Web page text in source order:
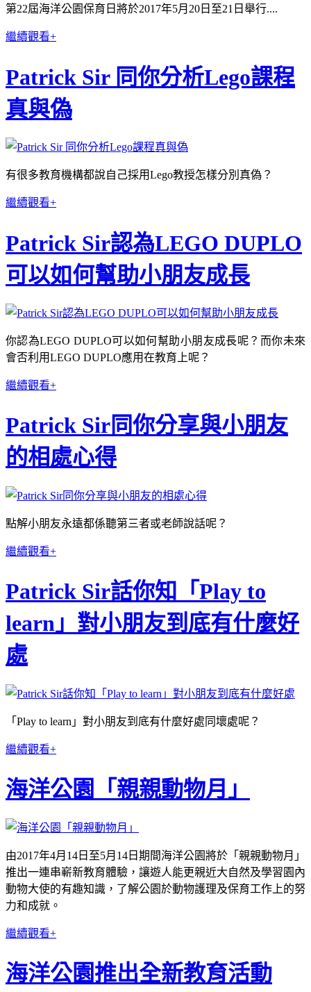
第22屆海洋公園保育日將於2017年5月20日至21日舉行....
繼續觀看+
Patrick Sir 同你分析Lego課程
真與偽
有很多教育機構都說自己採用Lego教授怎樣分別真偽？
繼續觀看+
Patrick Sir認為LEGO DUPLO
可以如何幫助小朋友成長
你認為LEGO DUPLO可以如何幫助小朋友成長呢？而你未來
會否利用LEGO DUPLO應用在教育上呢？
繼續觀看+
Patrick Sir同你分享與小朋友
的相處心得
點解小朋友永遠都係聽第三者或老師說話呢？
繼續觀看+
Patrick Sir話你知「Play to
learn」對小朋友到底有什麼好
處
「Play to learn」對小朋友到底有什麼好處同壞處呢？
繼續觀看+
海洋公園「親親動物月」
由2017年4月14日至5月14日期間海洋公園將於「親親動物月」
推出一連串嶄新教育體驗，讓遊人能更親近大自然及學習園內
動物大使的有趣知識，了解公園於動物護理及保育工作上的努
力和成就。
繼續觀看+
海洋公園推出全新教育活動